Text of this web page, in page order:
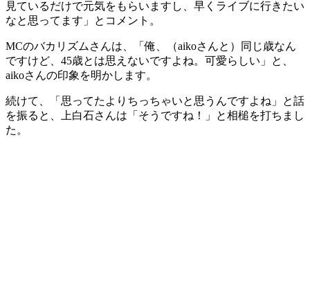
見ているだけで元気をもらいますし、早くライブに行きたい
なと思ってます」とコメント。
MCのバカリズムさんは、「俺、（aikoさんと）同じ歳なん
ですけど、45歳とは思えないですよね。可愛らしい」と、
aikoさんの印象を明かします。
続けて、「思ってたよりちっちゃいと思うんですよね」と話
を振ると、上白石さんは「そうですね！」と相槌を打ちまし
た。